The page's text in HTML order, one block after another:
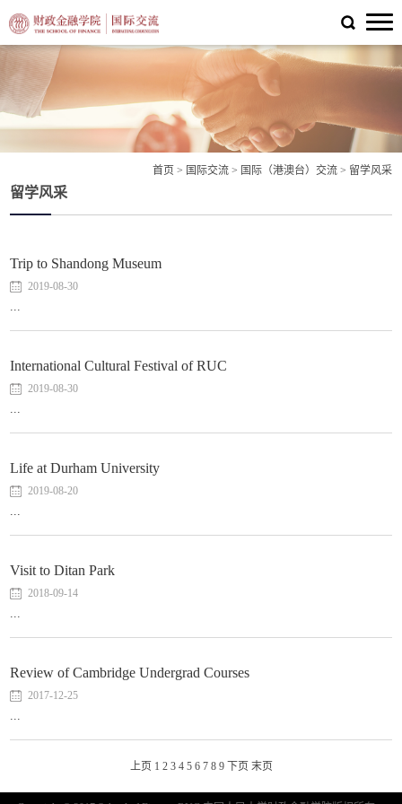
首页 > 国际交流> 国际（港澳台）交流> 留学风采
留学风采
Trip to Shandong Museum
2019-08-30
...
International Cultural Festival of RUC
2019-08-30
...
Life at Durham University
2019-08-20
...
Visit to Ditan Park
2018-09-14
...
Review of Cambridge Undergrad Courses
2017-12-25
...
上页 1 2 3 4 5 6 7 8 9 下页 末页